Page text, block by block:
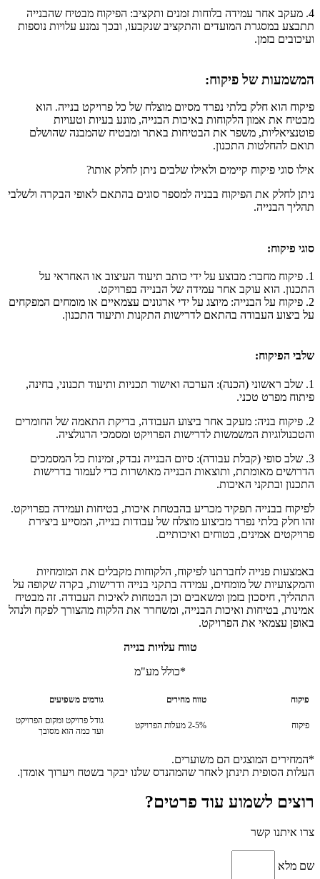
4. מעקב אחר עמידה בלוחות זמנים ותקציב: הפיקוח מבטיח שהבנייה
תתבצע במסגרת המועדים והתקציב שנקבעו, ובכך נמנע עלויות נוספות
ועיכובים בזמן.
המשמעות של פיקוח:
פיקוח הוא חלק בלתי נפרד מסיום מוצלח של כל פרויקט בנייה. הוא
מבטיח את אמון הלקוחות באיכות הבנייה, מונע בעיות וטעויות
פוטנציאליות, משפר את הבטיחות באתר ומבטיח שהמבנה שהושלם
תואם להחלטות התכנון.
אילו סוגי פיקוח קיימים ולאילו שלבים ניתן לחלק אותו?
ניתן לחלק את הפיקוח בבניה למספר סוגים בהתאם לאופי הבקרה ולשלבי
תהליך הבנייה.
סוגי פיקוח:
1. פיקוח מחבר: מבוצע על ידי כותב תיעוד העיצוב או האחראי על
התכנון. הוא עוקב אחר עמידה של הבנייה בפרויקט.
2. פיקוח על הבנייה: מיוצג על ידי ארגונים עצמאיים או מומחים המפקחים
על ביצוע העבודה בהתאם לדרישות התקנות ותיעוד התכנון.
שלבי הפיקוח:
1. שלב ראשוני (הכנה): הערכה ואישור תכניות ותיעוד תכנוני, בחינה,
פיתוח מפרט טכני.
2. פיקוח בניה: מעקב אחר ביצוע העבודה, בדיקת התאמה של החומרים
והטכנולוגיות המשמשות לדרישות הפרויקט ומסמכי הרגולציה.
3. שלב סופי (קבלת עבודה): סיום הבנייה נבדק, זמינות כל המסמכים
הדרושים מאומתת, ותוצאות הבנייה מאושרות כדי לעמוד בדרישות
התכנון ובתקני האיכות.
לפיקוח בבנייה תפקיד מכריע בהבטחת איכות, בטיחות ועמידה בפרויקט.
זהו חלק בלתי נפרד מביצוע מוצלח של עבודות בנייה, המסייע ביצירת
פרויקטים אמינים, בטוחים ואיכותיים.
באמצעות פנייה לחברתנו לפיקוח, הלקוחות מקבלים את המומחיות
והמקצועיות של מומחים, עמידה בתקני בנייה ודרישות, בקרה שקופה על
התהליך, חיסכון בזמן ומשאבים וכן הבטחות לאיכות העבודה. זה מבטיח
אמינות, בטיחות ואיכות הבנייה, ומשחרר את הלקוח מהצורך לפקח ולנהל
באופן עצמאי את הפרויקט.
טווח עלויות בנייה
*כולל מע"מ
פיקוח טווח מחירים גורמים משפיעים
פיקוח 2-5% מעלות הפרויקט
גודל פרויקט ומקום הפרויקט
ועד כמה הוא מסובך
*המחירים המוצגים הם משוערים.
העלות הסופית תינתן לאחר שהמהנדס שלנו יבקר בשטח ויערוך אומדן.
רוצים לשמוע עוד פרטים?
צרו איתנו קשר
שם מלא